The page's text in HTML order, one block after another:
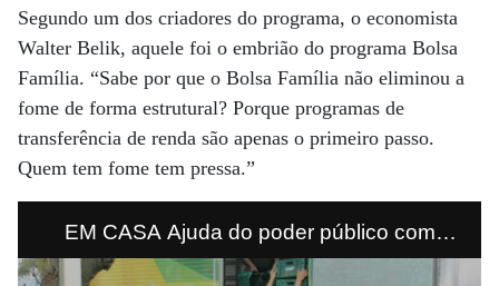
Segundo um dos criadores do programa, o economista
Walter Belik, aquele foi o embrião do programa Bolsa
Família. “Sabe por que o Bolsa Família não eliminou a
fome de forma estrutural? Porque programas de
transferência de renda são apenas o primeiro passo.
Quem tem fome tem pressa.”
EM CASA Ajuda do poder público com
doação de alimentos também auxilia em